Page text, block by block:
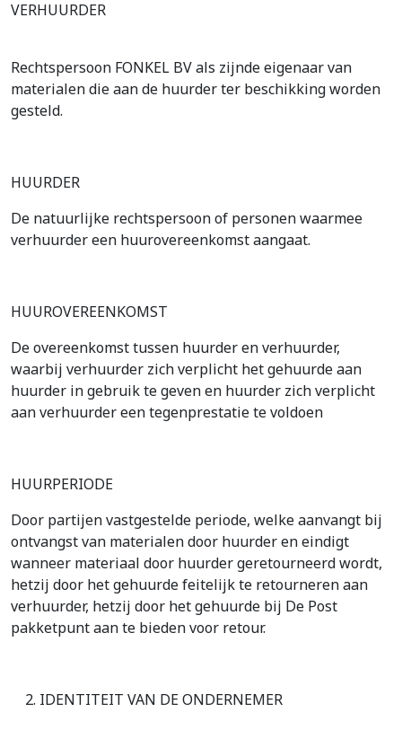
VERHUURDER
Rechtspersoon FONKEL BV als zijnde eigenaar van
materialen die aan de huurder ter beschikking worden
gesteld.
HUURDER
De natuurlijke rechtspersoon of personen waarmee
verhuurder een huurovereenkomst aangaat.
HUUROVEREENKOMST
De overeenkomst tussen huurder en verhuurder,
waarbij verhuurder zich verplicht het gehuurde aan
huurder in gebruik te geven en huurder zich verplicht
aan verhuurder een tegenprestatie te voldoen
HUURPERIODE
Door partijen vastgestelde periode, welke aanvangt bij
ontvangst van materialen door huurder en eindigt
wanneer materiaal door huurder geretourneerd wordt,
hetzij door het gehuurde feitelijk te retourneren aan
verhuurder, hetzij door het gehuurde bij De Post
pakketpunt aan te bieden voor retour.
IDENTITEIT VAN DE ONDERNEMER